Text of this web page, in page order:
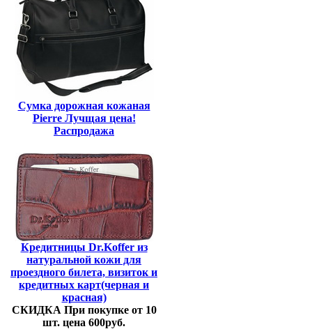
Сумка дорожная кожаная
Pierre Лучщая цена!
Распродажа
Кредитницы Dr.Koffer из
натуральной кожи для
проездного билета, визиток и
кредитных карт(черная и
красная)
СКИДКА При покупке от 10
шт. цена 600руб.